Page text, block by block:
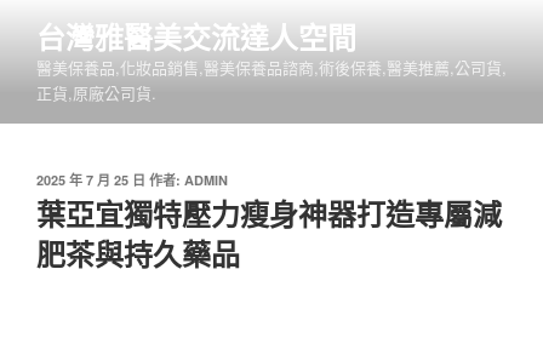
內
台灣雅醫美交流達人空間
醫美保養品,化妝品銷售,醫美保養品諮商,術後保養,醫美推薦,公司貨,
正貨,原廠公司貨.
發
佈
於
2025 年 7 月 25 日 作者: ADMIN
葉亞宜獨特壓力瘦身神器打造專屬減
肥茶與持久藥品